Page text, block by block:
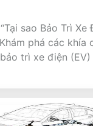
sao Bảo Trì Xe
phá các khía
trì xe điện
hoạt động trơn
toàn diện này
bảo trì đặc thù
pin, bảo trì lốp,